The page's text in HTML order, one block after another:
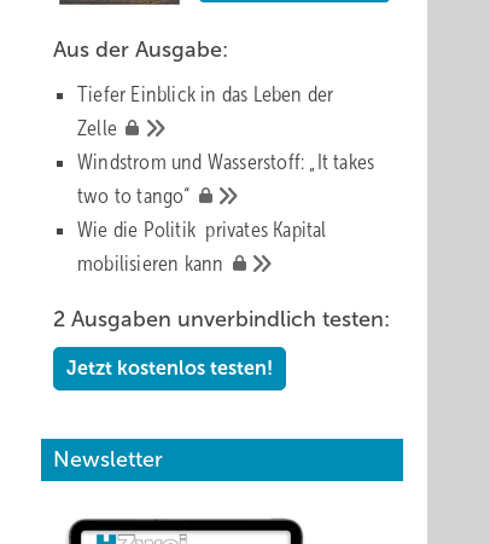
Aus der Ausgabe:
Tiefer Einblick in das Leben der
Zelle
Windstrom und Wasserstoff: „It takes
two totango“
Wie die Politik privates Kapital
mobilisieren kann
2 Ausgaben unverbindlich testen:
Jetzt kostenlos testen!
Newsletter